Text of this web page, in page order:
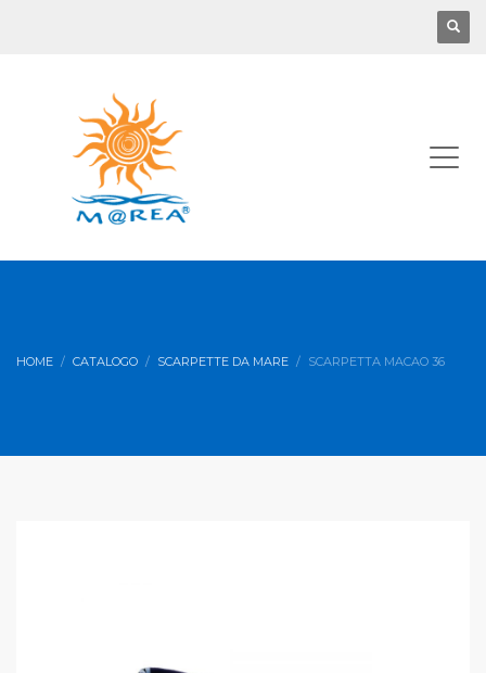
HOME CATALOGO SCARPETTE DA MARE SCARPETTA MACAO 36